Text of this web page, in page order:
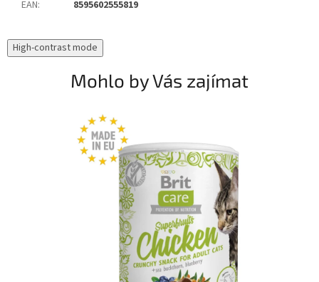
EAN: 8595602555819
High-contrast mode
Mohlo by Vás zajímat